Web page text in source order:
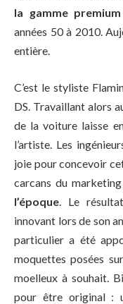
la gamme
années 50 à 2010.
entière.
C’est le styliste
DS. Travaillant alors
de la voiture laisse
l’artiste. Les
joie pour concevoir
carcans du marketing
l’époque. Le
innovant lors de son
particulier a été
moquettes posées
moelleux à souhait.
pour être original :